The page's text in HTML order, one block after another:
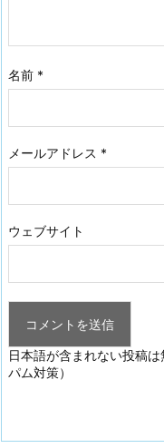
名前 *
メールアドレス *
ウェブサイト
日本語が含まれない投稿
パム対策）